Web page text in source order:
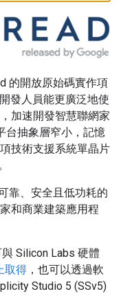
的開放原始碼實作項
發人員能更廣泛地使
加速開發智慧聯網家
台抽象層窄小，記憶
技術支援系統單晶片
靠、安全且低功耗的
和商業建築應用程
Silicon Labs 硬體
取得 ，也可以透過軟
Studio 5 (SSv5)